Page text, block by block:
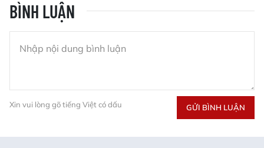
BÌNH LUẬN
Xin vui lòng gõ tiếng Việt có dấu GỬI BÌNH LUẬN